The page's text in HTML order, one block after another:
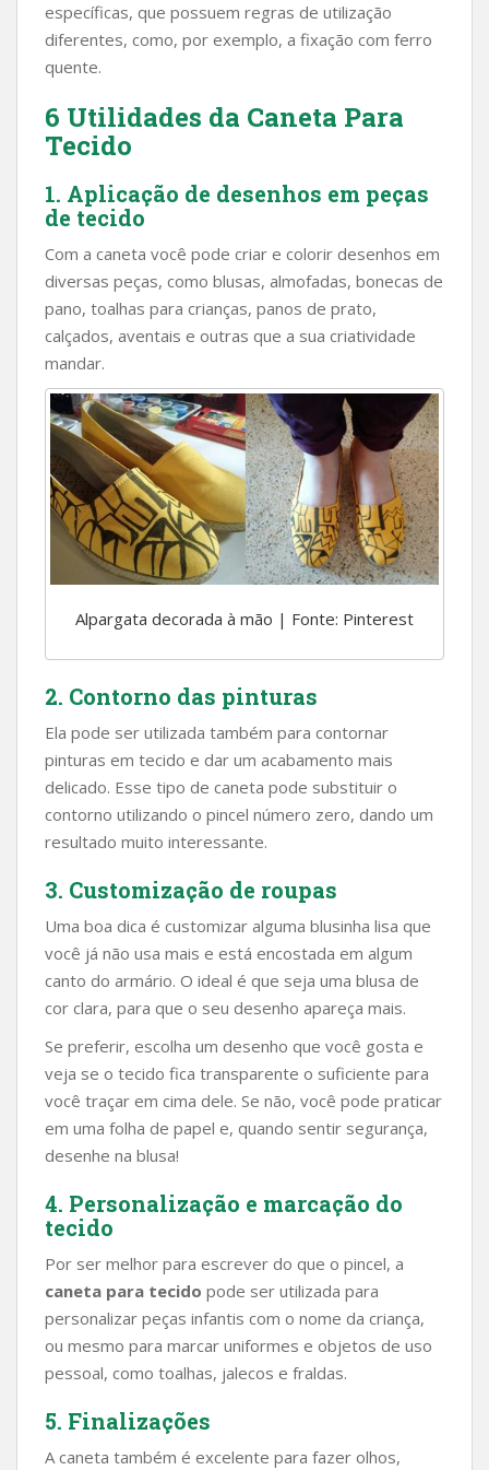
específicas, que possuem regras de utilização
diferentes, como, por exemplo, a fixação com ferro
quente.
6 Utilidades da Caneta Para
Tecido
1. Aplicação de desenhos em peças
de tecido
Com a caneta você pode criar e colorir desenhos em
diversas peças, como blusas, almofadas, bonecas de
pano, toalhas para crianças, panos de prato,
calçados, aventais e outras que a sua criatividade
mandar.
Alpargata decorada à mão | Fonte: Pinterest
2. Contorno das pinturas
Ela pode ser utilizada também para contornar
pinturas em tecido e dar um acabamento mais
delicado. Esse tipo de caneta pode substituir o
contorno utilizando o pincel número zero, dando um
resultado muito interessante.
3. Customização de roupas
Uma boa dica é customizar alguma blusinha lisa que
você já não usa mais e está encostada em algum
canto do armário. O ideal é que seja uma blusa de
cor clara, para que o seu desenho apareça mais.
Se preferir, escolha um desenho que você gosta e
veja se o tecido fica transparente o suficiente para
você traçar em cima dele. Se não, você pode praticar
em uma folha de papel e, quando sentir segurança,
desenhe na blusa!
4. Personalização e marcação do
tecido
Por ser melhor para escrever do que o pincel, a
caneta para tecido pode ser utilizada para
personalizar peças infantis com o nome da criança,
ou mesmo para marcar uniformes e objetos de uso
pessoal, como toalhas, jalecos e fraldas.
5. Finalizações
A caneta também é excelente para fazer olhos,